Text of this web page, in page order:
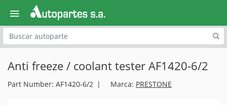
Explora
Anti freeze / coolant tester AF1420-6/2
Part Number: AF1420-6/2 Marca: PRESTONE